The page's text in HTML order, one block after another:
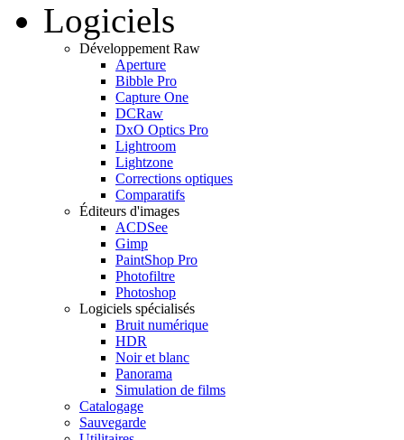
Logiciels
Développement Raw
Aperture
Bibble Pro
Capture One
DCRaw
DxO Optics Pro
Lightroom
Lightzone
Corrections optiques
Comparatifs
Éditeurs d'images
ACDSee
Gimp
PaintShop Pro
Photofiltre
Photoshop
Logiciels spécialisés
Bruit numérique
HDR
Noir et blanc
Panorama
Simulation de films
Catalogage
Sauvegarde